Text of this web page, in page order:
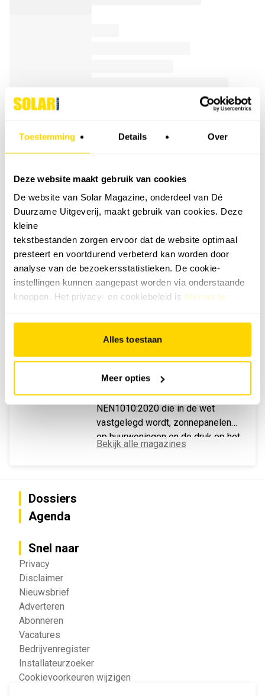
Toestemming Details Over
Deze website maakt gebruik van cookies
De website van Solar Magazine, onderdeel van Dé
Duurzame Uitgeverij, maakt gebruik van cookies. Deze
kleine
tekstbestanden zorgen ervoor dat de website optimaal
presteert en voortdurend verbeterd kan worden door
analyse van de bezoekersstatistieken. De cookie-
instellingen kunnen aangepast worden via onderstaande
knoppen. Het privacy- en cookiebeleid is hier na te
Alles toestaan
Meer opties
MEEST GELEZEN
VACATURES
Bekijk alle vacatures
JUNI 2026
De juni 2026-editie van Solar &
Storage Magazine is uit. Dit
nummer staat in het teken van de
NEN1010:2020 die in de wet
vastgelegd wordt, zonnepanelen
op huurwoningen en de druk op het
Vlaamse stroomnet.
Bekijk alle magazines
Dossiers
Agenda
Snel naar
Privacy
Disclaimer
Nieuwsbrief
Adverteren
Abonneren
Vacatures
Bedrijvenregister
Installateurzoeker
Cookievoorkeuren wijzigen